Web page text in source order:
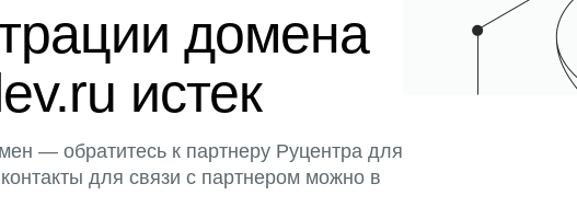
домена
истек
— обратитесь к партнеру Руцентра для
для связи с партнером можно в